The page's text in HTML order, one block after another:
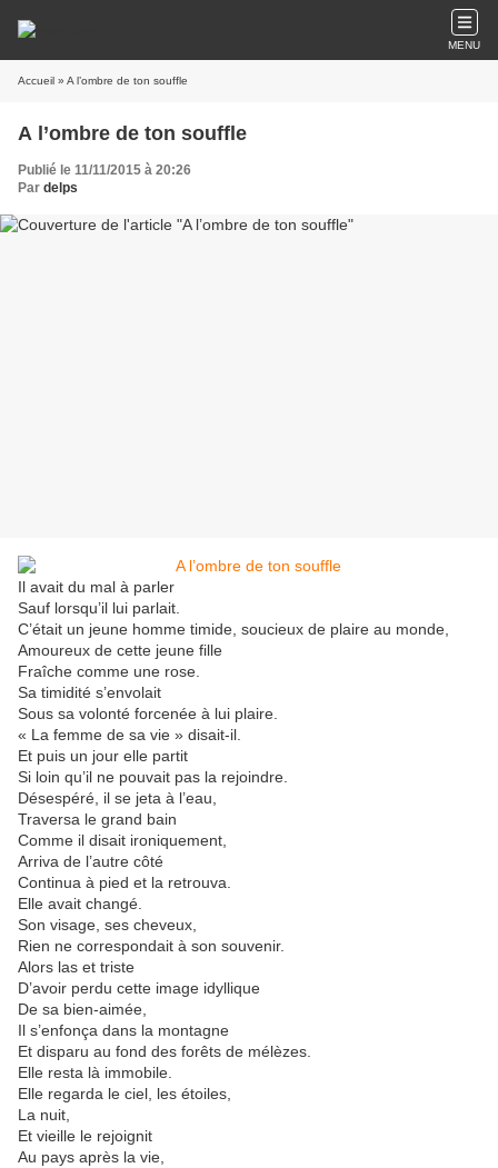
MENU
Accueil » A l’ombre de ton souffle
A l’ombre de ton souffle
Publié le 11/11/2015 à 20:26
Par delps
Il avait du mal à parler
Sauf lorsqu’il lui parlait.
C’était un jeune homme timide, soucieux de plaire au monde,
Amoureux de cette jeune fille
Fraîche comme une rose.
Sa timidité s’envolait
Sous sa volonté forcenée à lui plaire.
« La femme de sa vie » disait-il.
Et puis un jour elle partit
Si loin qu’il ne pouvait pas la rejoindre.
Désespéré, il se jeta à l’eau,
Traversa le grand bain
Comme il disait ironiquement,
Arriva de l’autre côté
Continua à pied et la retrouva.
Elle avait changé.
Son visage, ses cheveux,
Rien ne correspondait à son souvenir.
Alors las et triste
D’avoir perdu cette image idyllique
De sa bien-aimée,
Il s’enfonça dans la montagne
Et disparu au fond des forêts de mélèzes.
Elle resta là immobile.
Elle regarda le ciel, les étoiles,
La nuit,
Et vieille le rejoignit
Au pays après la vie,